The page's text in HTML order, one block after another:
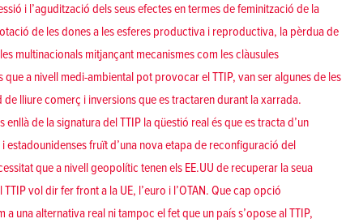
i l’agudització dels seus efectes en termes de feminització de la
de les dones a les esferes productiva i reproductiva, la pèrdua de
multinacionals mitjançant mecanismes com les clàusules
que a nivell medi-ambiental pot provocar el TTIP, van ser algunes de les
lliure comerç i inversions que es tractaren durant la xarrada.
de la signatura del TTIP la qüestió real és que es tracta d’un
estadounidenses fruït d’una nova etapa de reconfiguració del
que a nivell geopolític tenen els EE.UU de recuperar la seua
vol dir fer front a la UE, l’euro i l’OTAN. Que cap opció
una alternativa real ni tampoc el fet que un país s’opose al TTIP,